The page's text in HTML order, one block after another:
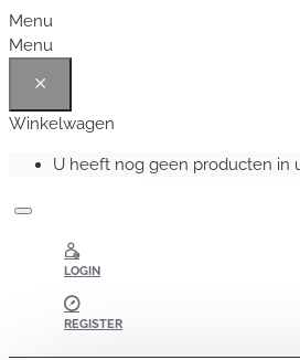
Menu
Menu
Winkelwagen
U heeft nog geen producten in
LOGIN
REGISTER